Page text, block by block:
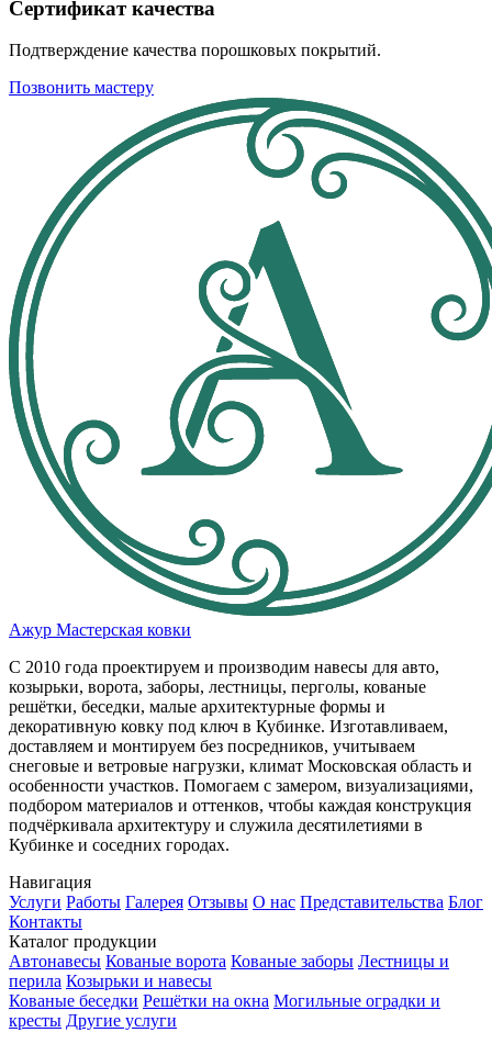
Сертификат качества
Подтверждение качества порошковых покрытий.
Позвонить мастеру
Ажур Мастерская ковки
С 2010 года проектируем и производим навесы для авто,
козырьки, ворота, заборы, лестницы, перголы, кованые
решётки, беседки, малые архитектурные формы и
декоративную ковку под ключ в Кубинке. Изготавливаем,
доставляем и монтируем без посредников, учитываем
снеговые и ветровые нагрузки, климат Московская область и
особенности участков. Помогаем с замером, визуализациями,
подбором материалов и оттенков, чтобы каждая конструкция
подчёркивала архитектуру и служила десятилетиями в
Кубинке и соседних городах.
Навигация
Услуги Работы Галерея Отзывы О нас Представительства Блог
Контакты
Каталог продукции
Автонавеcы Кованые ворота Кованые заборы Лестницы и
перила Козырьки и навесы
Кованые беседки Решётки на окна Могильные оградки и
кресты Другие услуги